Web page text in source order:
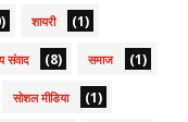
शायरी (1)
संवाद (8) समाज (1)
सोशल मीडिया (1)